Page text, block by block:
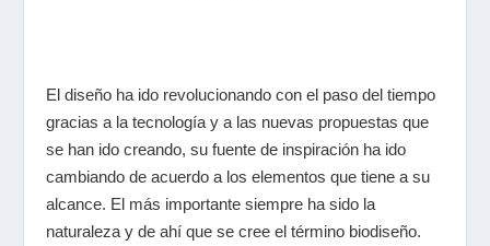
El diseño ha ido revolucionando con el paso del tiempo
gracias a la tecnología y a las nuevas propuestas que
se han ido creando, su fuente de inspiración ha ido
cambiando de acuerdo a los elementos que tiene a su
alcance. El más importante siempre ha sido la
naturaleza y de ahí que se cree el término biodiseño.